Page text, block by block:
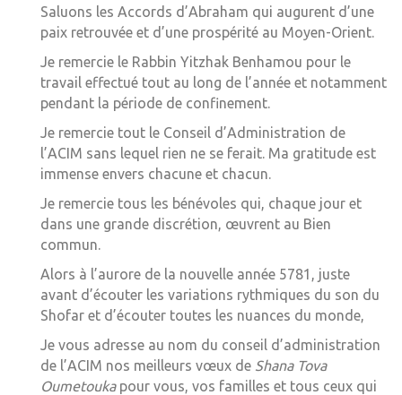
Saluons les Accords d’Abraham qui augurent d’une
paix retrouvée et d’une prospérité au Moyen-Orient.
Je remercie le Rabbin Yitzhak Benhamou pour le
travail effectué tout au long de l’année et notamment
pendant la période de confinement.
Je remercie tout le Conseil d’Administration de
l’ACIM sans lequel rien ne se ferait. Ma gratitude est
immense envers chacune et chacun.
Je remercie tous les bénévoles qui, chaque jour et
dans une grande discrétion, œuvrent au Bien
commun.
Alors à l’aurore de la nouvelle année 5781, juste
avant d’écouter les variations rythmiques du son du
Shofar et d’écouter toutes les nuances du monde,
Je vous adresse au nom du conseil d’administration
de l’ACIM nos meilleurs vœux de Shana Tova
Oumetoukapour vous, vos familles et tous ceux qui